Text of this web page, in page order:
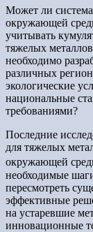
Может ли
окружающей
учитывать
тяжелых
необходимо
различных
экологические
национальные
требованиями?
Последние
для тяжелых
окружающей
необходимые
пересмотреть
эффективные
на устаревшие
инновационные